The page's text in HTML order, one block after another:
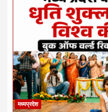
मध्यप्रदेश